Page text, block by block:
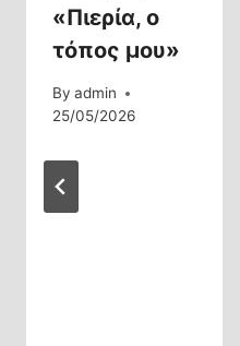
«Πιερία, ο
τόπος μου»
By admin
25/05/2026